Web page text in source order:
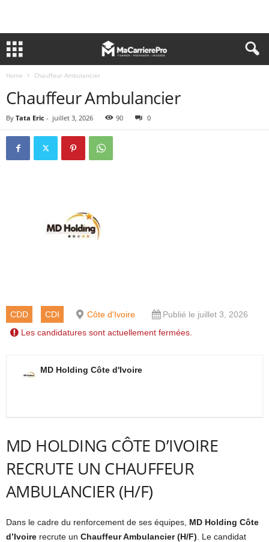
Home Chauffeur Ambulancier
Chauffeur Ambulancier
By Tata Eric - juillet 3, 2026 90 0
CDD CDI Côte d'Ivoire
Publié le juillet 3, 2026
Les candidatures sont actuellement fermées.
MD Holding Côte d'Ivoire
MD HOLDING CÔTE D’IVOIRE
RECRUTE UN CHAUFFEUR
AMBULANCIER (H/F)
Dans le cadre du renforcement de ses équipes, MD Holding Côte
d’Ivoire recrute un Chauffeur Ambulancier (H/F) . Le candidat